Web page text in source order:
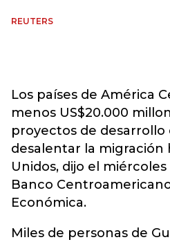
REUTERS
Los países de América
menos US$20.000
proyectos de desarrollo
desalentar la migración
Unidos, dijo el
Banco
Económica.
Miles de personas de